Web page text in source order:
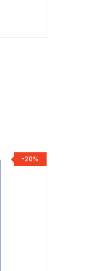
-20%